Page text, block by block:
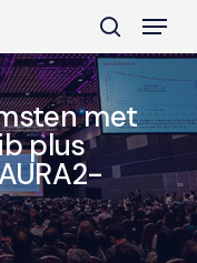
search
Menu
met
plus
Menu